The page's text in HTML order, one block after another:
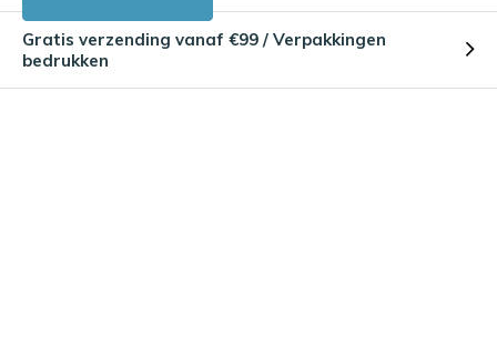
Gratis verzending vanaf €99 / Verpakkingen
bedrukken